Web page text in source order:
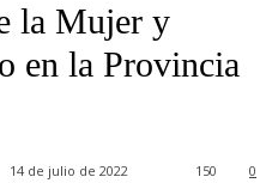
la Mujer y
en la Provincia
14 de julio de 2022 0
150